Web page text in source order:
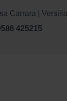
Carrara |
425215